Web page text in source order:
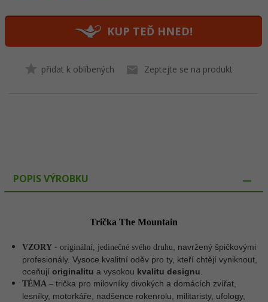
KUP TEĎ HNED!
přidat k oblíbených Zeptejte se na produkt
POPIS VÝROBKU
Trička The Mountain
VZORY - originální, jedinečné svého druhu , navržený špičkovými
profesionály. Vysoce kvalitní oděv pro ty, kteří chtějí vyniknout,
oceňují originalitu a vysokou kvalitu designu
TÉMA – trička pro milovníky divokých a domácích zvířat,
lesníky, motorkáře, nadšence rokenrolu, militaristy, ufology,